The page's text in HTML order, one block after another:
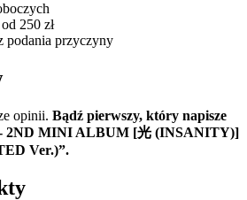
250 zł
podania przyczyny
opinii. Bądź pierwszy, który napisze
2ND MINI ALBUM [光 (INSANITY)]
Ver.)”.